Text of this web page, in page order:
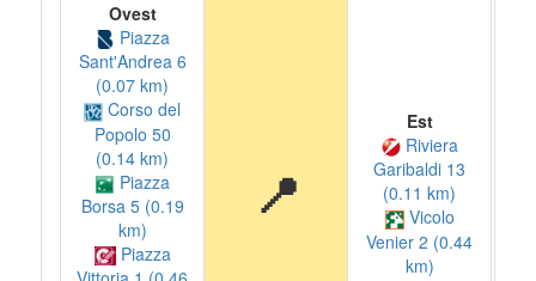
Ovest
Piazza
Sant'Andrea 6
(0.07 km)
Corso del
Popolo 50
(0.14 km)
Piazza
Borsa 5 (0.19
km)
Piazza
📍
Est
Riviera
Garibaldi 13
(0.11 km)
Vicolo
Venier 2 (0.44
km)